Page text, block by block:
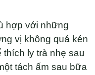
hợp với những
vị không quá kén
ly trà nhẹ sau
tách ấm sau bữa